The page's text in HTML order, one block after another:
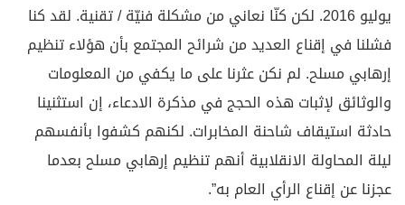
يوليو 2016. لكن كنّا نعاني من مشكلة فنيّة / تقنية. لقد كنا
فشلنا في إقناع العديد من شرائح المجتمع بأن هؤلاء تنظيم
إرهابي مسلح. لم نكن عثرنا على ما يكفي من المعلومات
والوثائق لإثبات هذه الحجج في مذكرة الادعاء، إن استثنينا
حادثة استيقاف شاحنة المخابرات. لكنهم كشفوا بأنفسهم
ليلة المحاولة الانقلابية أنهم تنظيم إرهابي مسلح بعدما
عجزنا عن إقناع الرأي العام به”.